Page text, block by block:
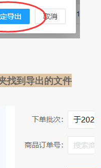
找到导出的文件